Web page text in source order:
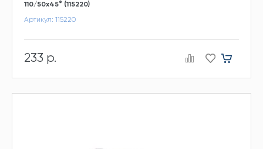
110/50х45° (115220)
Артикул: 115220
233 р.